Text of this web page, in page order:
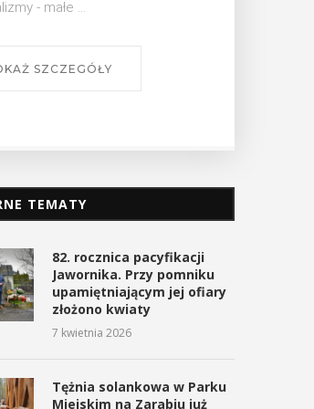
TEMATY
82. rocznica pacyfikacji
Jawornika. Przy pomniku
upamiętniającym jej ofiary
złożono kwiaty
7 kwietnia 2026
Tężnia solankowa w Parku
Miejskim na Zarabiu już